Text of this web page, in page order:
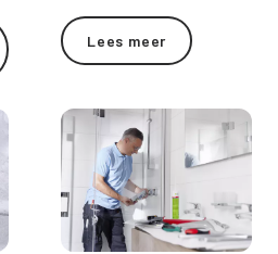
het hotelgevoel in je
eigen badkamer.
Lees meer